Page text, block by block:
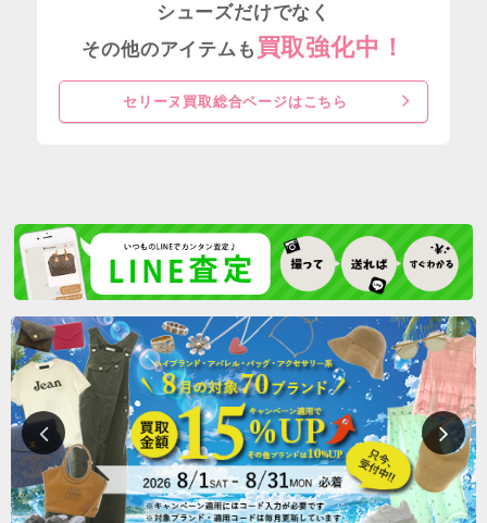
シューズだけでなく
その他のアイテムも 買取強化中！
セリーヌ買取総合ページはこちら